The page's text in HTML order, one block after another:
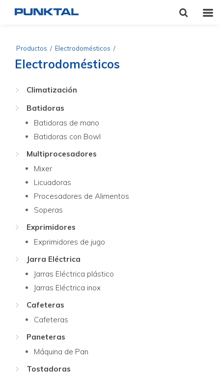
Productos / Electrodomésticos /
Electrodomésticos
Climatización
Batidoras
Batidoras de mano
Batidoras con Bowl
Multiprocesadores
Mixer
Licuadoras
Procesadores de Alimentos
Soperas
Exprimidores
Exprimidores de jugo
Jarra Eléctrica
Jarras Eléctrica plástico
Jarras Eléctrica inox
Cafeteras
Cafeteras
Paneteras
Máquina de Pan
Tostadoras